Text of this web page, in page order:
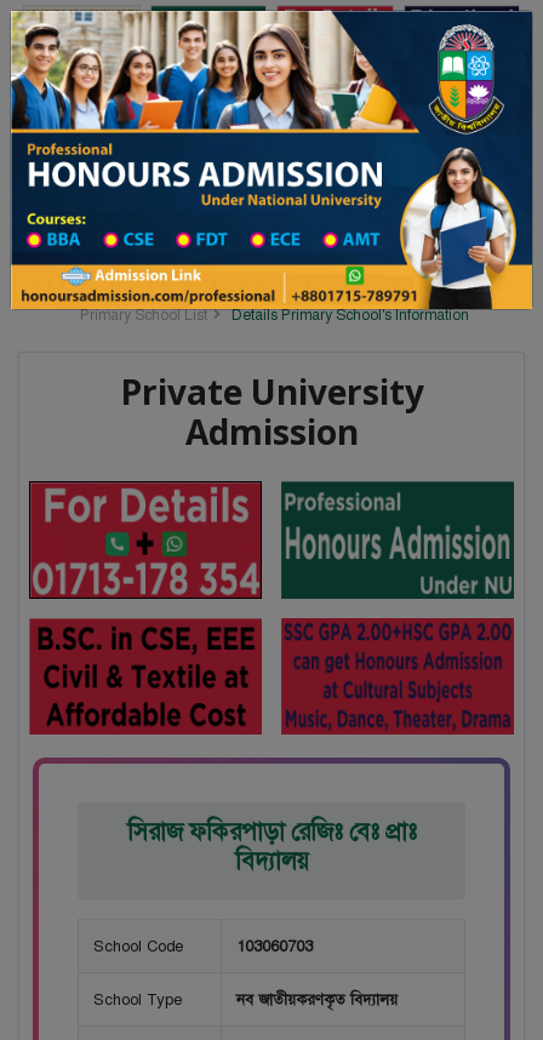
Toggle navigation অনার্স ভর্তি প্রফেশনাল অনার্স
Updates
২৬ শিক্ষাবর্ষের ১ম বর্ষের ভর্তি আবেদন বিজ্ঞপ্তি ঢাকা বিশ্ববিদ্যালয় ২০২৫-২৬
Division List
Primary School District Wise
Primary School in নবাবগঞ্জ
Primary School List
Details Primary School's Information
Private University
Admission
সিরাজ ফকিরপাড়া রেজিঃ বেঃ প্রাঃ
বিদ্যালয়
School Code 103060703
School Type নব জাতীয়করণকৃত বিদ্যালয়